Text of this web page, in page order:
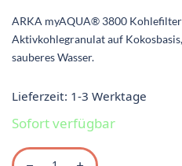
ARKA myAQUA® 3800
Aktivkohlegranulat auf
sauberes Wasser.
Lieferzeit: 1-3 Werktage
Sofort verfügbar